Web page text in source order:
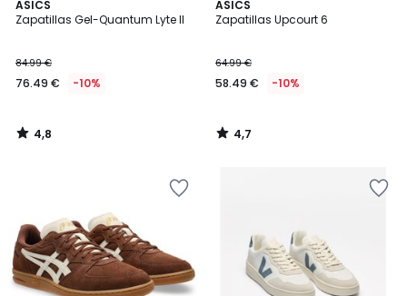
ASICS
Zapatillas Gel-Quantum Lyte II
84.99 €
76.49 € -10%
4,8
/ 5
4,8
/
ASICS
Zapatillas Upcourt 6
64.99 €
58.49 € -10%
4,7
/ 5
4,7
/